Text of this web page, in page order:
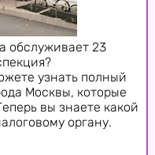
обслуживает 23
узнать полный
Москвы, которые
вы знаете какой
органу.